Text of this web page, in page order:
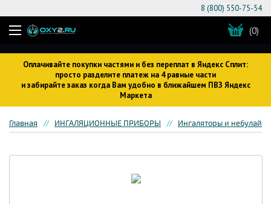
Оплачивайте покупки частями и без переплат в Яндекс Сплит:
просто разделите платеж на 4 равные части
и забирайте заказ когда Вам удобно в ближайшем ПВЗ Яндекс
Маркета
8 (800) 550-75-54
(0)
Главная ИНГАЛЯЦИОННЫЕ ПРИБОРЫ Ингаляторы и